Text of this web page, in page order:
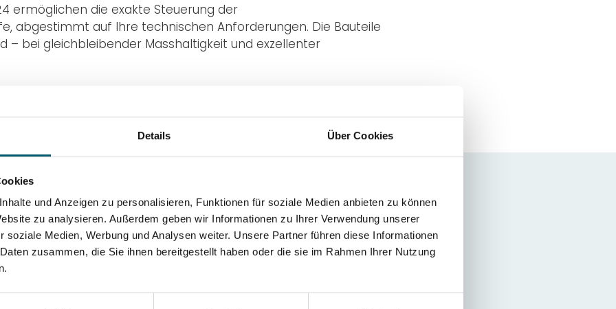
Details Über Cookies
und Anzeigen zu personalisieren, Funktionen für soziale Medien anbieten zu können
zu analysieren. Außerdem geben wir Informationen zu Ihrer Verwendung unserer
soziale Medien, Werbung und Analysen weiter. Unsere Partner führen diese Informationen
zusammen, die Sie ihnen bereitgestellt haben oder die sie im Rahmen Ihrer Nutzung
ermöglichen die exakte Steuerung der
abgestimmt auf Ihre technischen Anforderungen. Die Bauteile
bei gleichbleibender Masshaltigkeit und exzellenter